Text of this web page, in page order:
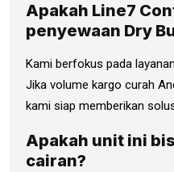
Apakah Line7
penyewaan Dry
Kami berfokus pada layanan
Jika volume kargo curah
kami siap memberikan
Apakah unit ini
cairan?